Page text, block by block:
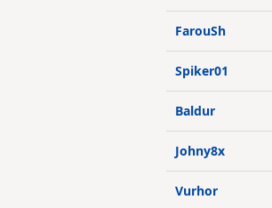
FarouSh
Spiker01
Baldur
Johny8x
Vurhor